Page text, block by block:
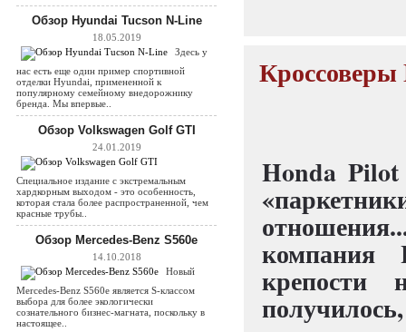
Обзор Hyundai Tucson N-Line
18.05.2019
Здесь у
нас есть еще один пример спортивной
отделки Hyundai, примененной к
популярному семейному внедорожнику
бренда. Мы впервые..
Обзор Volkswagen Golf GTI
24.01.2019
Специальное издание с экстремальным
хардкорным выходом - это особенность,
которая стала более распространенной, чем
красные трубы..
Обзор Mercedes-Benz S560e
14.10.2018
Новый
Mercedes-Benz S560e является S-классом
выбора для более экологически
сознательного бизнес-магната, поскольку в
настоящее..
Honda
компания
крепости